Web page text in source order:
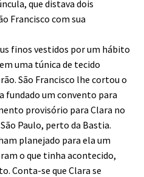
que distava dois
Francisco com sua
finos vestidos por um hábito
uma túnica de tecido
São Francisco lhe cortou o
fundado um convento para
provisório para Clara no
Paulo, perto da Bastia.
planejado para ela um
o que tinha acontecido,
Conta-se que Clara se